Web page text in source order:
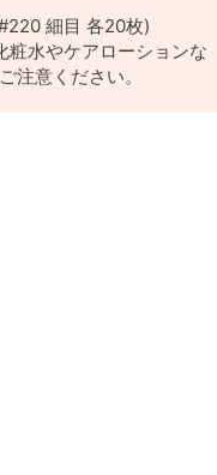
細目 各20枚)
粧水やケアローションな
注意ください。